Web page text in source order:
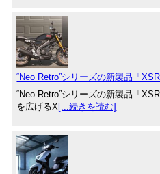
“Neo Retro”シリーズの新製品「
“Neo Retro”シリーズの新製品「
を広げるX [...続きを読む]